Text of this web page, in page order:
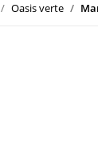
Oasis verte